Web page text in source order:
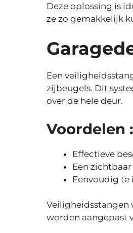
Deze oplossing is
ze zo gemakkelijk
Een
zijbeugels. Dit
over de hele deur.
Voordelen :
Effectieve
Een
Eenvoudig te
Veiligheidsstangen
worden aangepast